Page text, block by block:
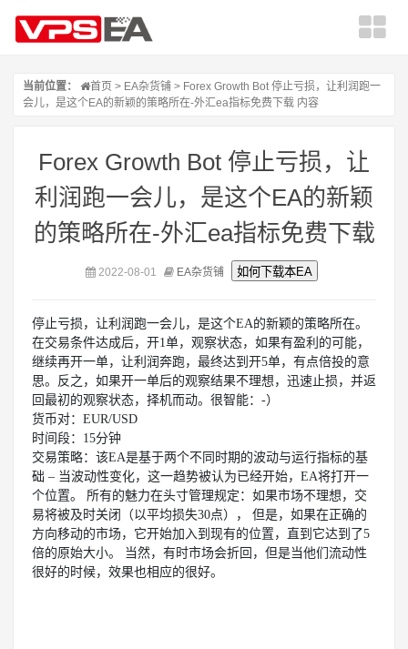
当前位置： 首页 > EA杂货铺 > Forex Growth Bot 停止亏损，让利润跑一
会儿，是这个EA的新颖的策略所在-外汇ea指标免费下载 内容
Forex Growth Bot 停止亏损，让
利润跑一会儿，是这个EA的新颖
的策略所在-外汇ea指标免费下载
2022-08-01 EA杂货铺
停止亏损，让利润跑一会儿，是这个EA的新颖的策略所在。
在交易条件达成后，开1单，观察状态，如果有盈利的可能，
继续再开一单，让利润奔跑，最终达到开5单，有点倍投的意
思。反之，如果开一单后的观察结果不理想，迅速止损，并返
回最初的观察状态，择机而动。很智能：-）
货币对：EUR/USD
时间段：15分钟
交易策略：该EA是基于两个不同时期的波动与运行指标的基
础 – 当波动性变化，这一趋势被认为已经开始，EA将打开一
个位置。 所有的魅力在头寸管理规定：如果市场不理想，交
易将被及时关闭（以平均损失30点）， 但是，如果在正确的
方向移动的市场，它开始加入到现有的位置，直到它达到了5
倍的原始大小。 当然，有时市场会折回，但是当他们流动性
很好的时候，效果也相应的很好。